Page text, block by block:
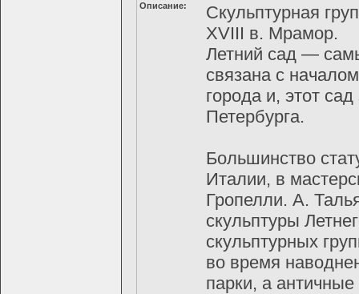
Описание:
Скульптурная
XVIII в. Мрамор.
Летний сад —
связана с
города и, этот
Петербурга.
Большинство
Италии, в
Гропелли. А.
скульптуры
скульптурных
во время
парки, а